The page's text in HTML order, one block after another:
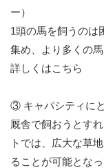
ー）
1頭の馬を飼うのは
集め、より多くの
詳しくはこちら
③ キャパシティに
厩舎で飼おうとす
トでは、広大な草
ることが可能となっ